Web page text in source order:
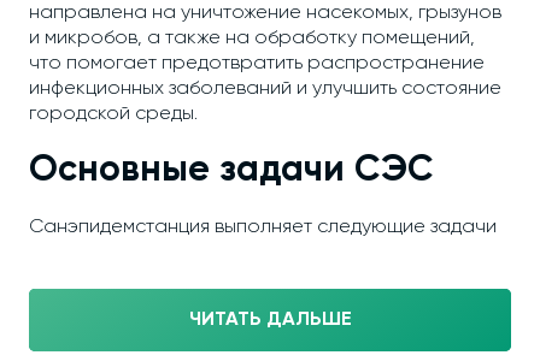
направлена на уничтожение насекомых, грызунов
и микробов, а также на обработку помещений,
что помогает предотвратить распространение
инфекционных заболеваний и улучшить состояние
городской среды.
Основные задачи СЭС
Санэпидемстанция выполняет следующие задачи
ЧИТАТЬ ДАЛЬШЕ